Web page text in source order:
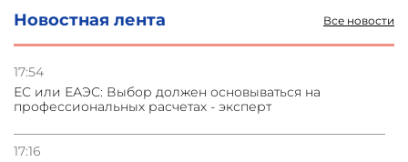
Новостная лента Все новости
17:54
ЕС или ЕАЭС: Выбор должен основываться на
профессиональных расчетах - эксперт
17:16
03.08.2026
Стратегия безопасности ОДКБ допускает применение
03.08.2026